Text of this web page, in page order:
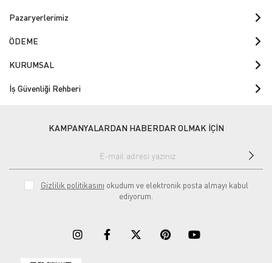
Pazaryerlerimiz
ÖDEME
KURUMSAL
İş Güvenliği Rehberi
KAMPANYALARDAN HABERDAR OLMAK İÇİN
Gizlilik politikasını okudum ve elektronik posta almayı kabul
ediyorum.